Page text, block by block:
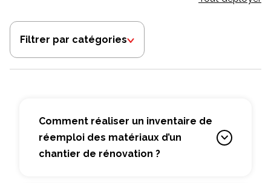
Filtrer par catégories
Comment réaliser un inventaire de
réemploi des matériaux d’un
chantier de rénovation ?